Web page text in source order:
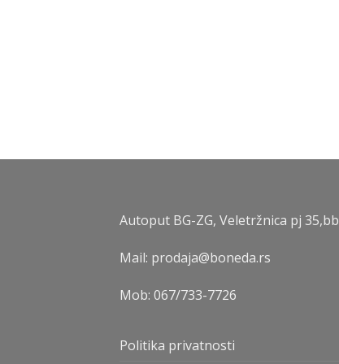
Autoput BG-ZG, Veletržnica pj 35,bb
Mail: prodaja@boneda.rs
Mob: 067/733-7726
Politika privatnosti